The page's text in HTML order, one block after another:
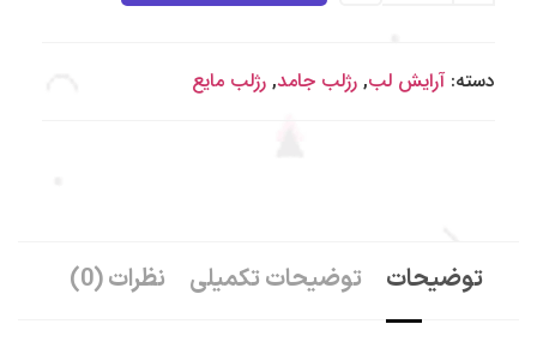
دسته: آرایش لب, رژلب جامد, رژلب مایع
توضیحات توضیحات تکمیلی نظرات (0)